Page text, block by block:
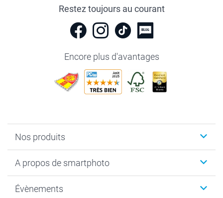
Restez toujours au courant
Encore plus d'avantages
Nos produits
Cadeaux photo
MyNameBook
A propos de smartphoto
Durabilité
Évènements